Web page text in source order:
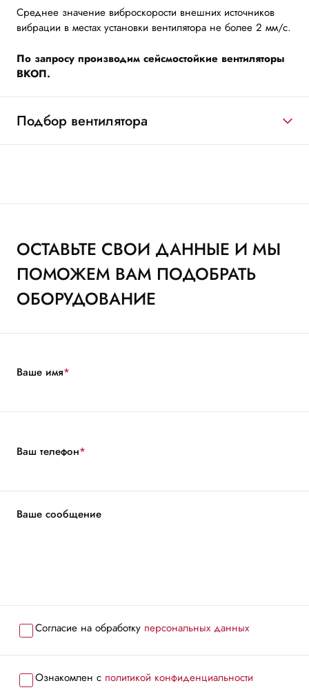
Среднее значение виброскорости внешних источников
вибрации в местах установки вентилятора не более 2 мм/с.
По запросу производим сейсмостойкие вентиляторы
ВКОП.
Подбор вентилятора
ОСТАВЬТЕ СВОИ ДАННЫЕ И МЫ
ПОМОЖЕМ ВАМ ПОДОБРАТЬ
ОБОРУДОВАНИЕ
Ваше имя*
Ваш телефон*
Ваше сообщение
Согласие на обработку персональных данных
Ознакомлен с политикой конфиденциальности